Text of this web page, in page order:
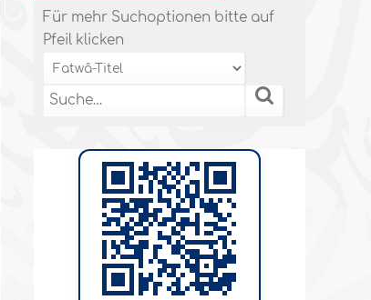
Für mehr Suchoptionen bitte auf
Pfeil klicken